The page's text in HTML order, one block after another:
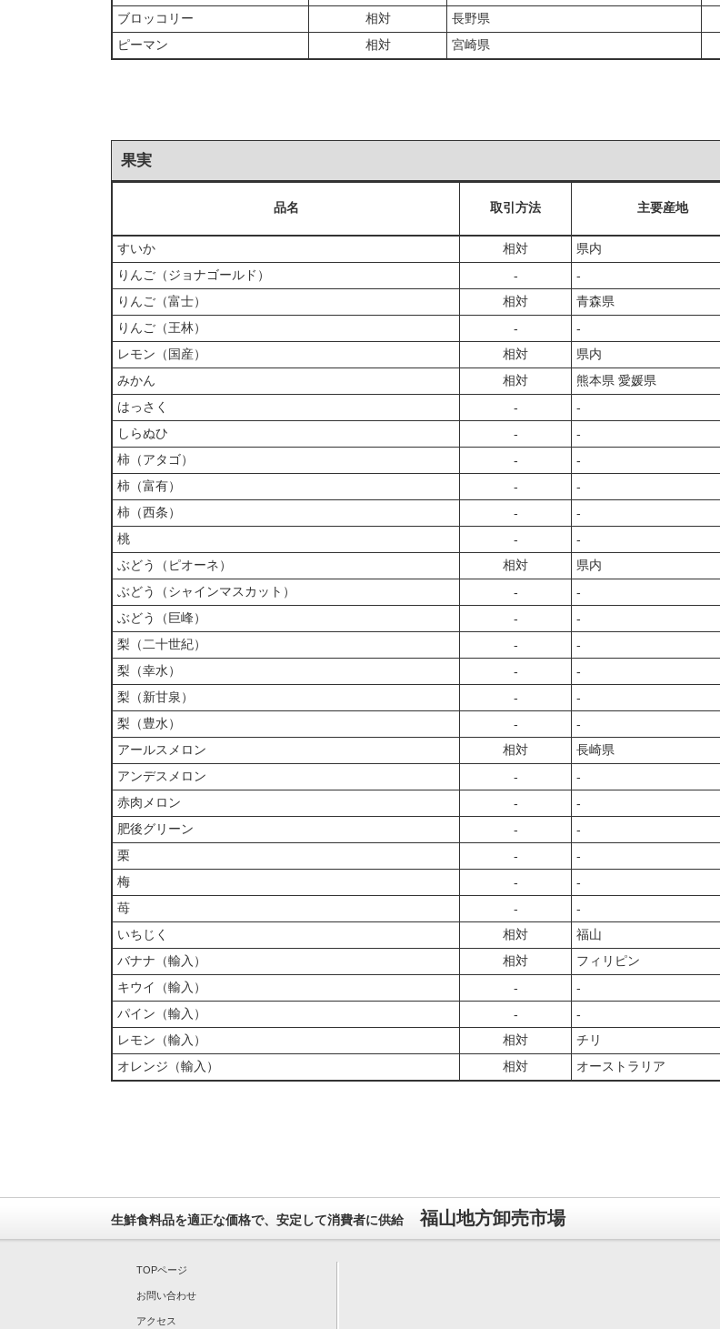
ブロッコリー
相対 長野県
ピーマン
相対 宮崎県
果実
品名 取引方法 主要産地
すいか
相対 県内
りんご（ジョナゴールド）
‐ ‐
りんご（富士）
相対 青森県
りんご（王林）
‐ ‐
レモン（国産）
相対 県内
みかん
相対 熊本県 愛媛県
はっさく
‐ ‐
しらぬひ
‐ ‐
柿（アタゴ）
‐ ‐
柿（富有）
‐ ‐
柿（西条）
‐ ‐
桃
‐ ‐
ぶどう（ピオーネ）
相対 県内
ぶどう（シャインマスカット）
‐ ‐
ぶどう（巨峰）
‐ ‐
梨（二十世紀）
‐ ‐
梨（幸水）
‐ ‐
梨（新甘泉）
‐ ‐
梨（豊水）
‐ ‐
アールスメロン
相対 長崎県
アンデスメロン
‐ ‐
赤肉メロン
‐ ‐
肥後グリーン
‐ ‐
栗
‐ ‐
梅
‐ ‐
苺
‐ ‐
いちじく
相対 福山
バナナ（輸入）
相対 フィリピン
キウイ（輸入）
‐ ‐
パイン（輸入）
‐ ‐
レモン（輸入）
相対 チリ
オレンジ（輸入）
相対 オーストラリア
生鮮食料品を適正な価格で、安定して消費者に供給 福山地方卸売市場
TOPページ
お問い合わせ
アクセス